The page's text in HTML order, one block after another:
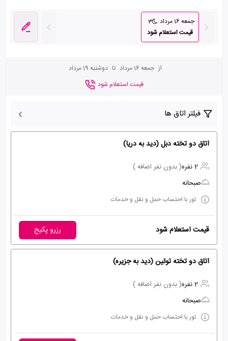
جمعه 16 مرداد
3
قیمت استعلام شود
از جمعه 16 مرداد تا دوشنبه 19 مرداد
قیمت استعلام شود
فیلتر اتاق ها
اتاق دو تخته دبل (دید به دریا)
2 نفره
( بدون نفر اضافه )
صبحانه
تور با احتساب حمل و نقل و خدمات
قیمت استعلام شود رزرو پکیج
اتاق دو تخته توئین (دید به جزیره)
2 نفره
( بدون نفر اضافه )
صبحانه
تور با احتساب حمل و نقل و خدمات